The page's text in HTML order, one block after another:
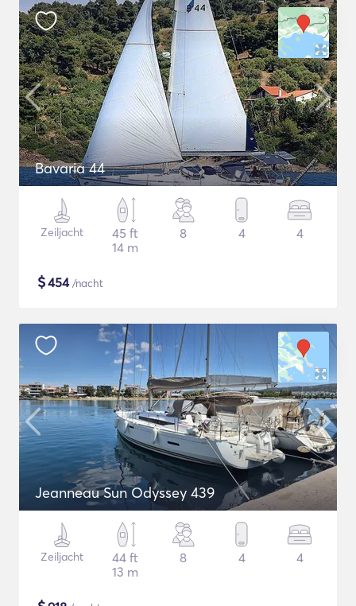
Bavaria 44
Zeiljacht
45 ft
14 m
8 4 4
$454/nacht
Jeanneau Sun Odyssey 439
Zeiljacht
44 ft
13 m
8 4 4